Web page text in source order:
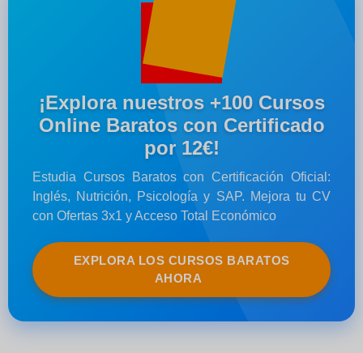
¡Explora nuestros +100 Cursos
Online Baratos con Certificado
por 12€!
Estudia Cursos Baratos con Certificación Oficial:
Inglés, Nutrición, Psicología y SAP. Mejora tu CV
con Ofertas 3x1 y Acceso Total Económico
EXPLORA LOS CURSOS BARATOS
AHORA